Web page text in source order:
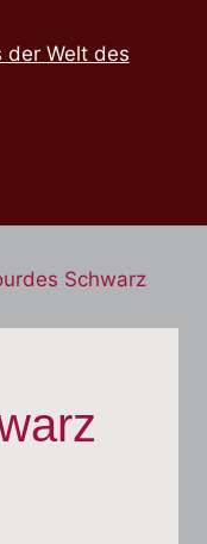
der Welt des
Schwarz